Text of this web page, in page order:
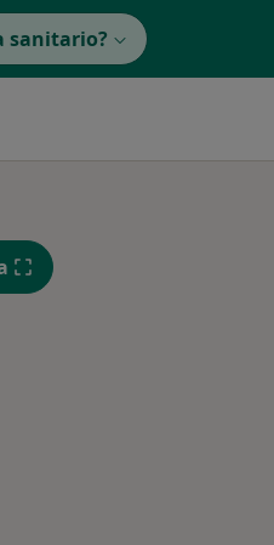
sanitario?
Ven,
14 Ago